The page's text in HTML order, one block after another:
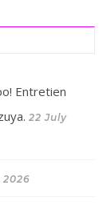
Entretien
22 July
2026